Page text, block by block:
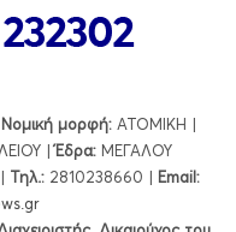
Νομική μορφή: ΑΤΟΜΙΚΗ |
|Έδρα: ΜΕΓΑΛΟΥ
Τηλ.: 2810238660 | Εmail: